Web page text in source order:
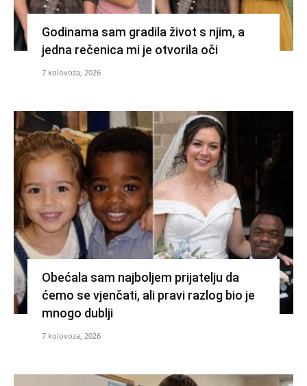
Godinama sam gradila život s njim, a
jedna rečenica mi je otvorila oči
7 kolovoza, 2026
Obećala sam najboljem prijatelju da
ćemo se vjenčati, ali pravi razlog bio je
mnogo dublji
7 kolovoza, 2026